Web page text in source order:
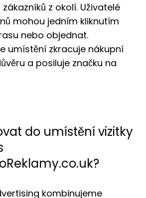
z okolí. Uživatelé
mohou jedním kliknutím
nebo objednat.
umístění zkracuje nákupní
a posiluje značku na
do umístění vizitky
kombinujeme